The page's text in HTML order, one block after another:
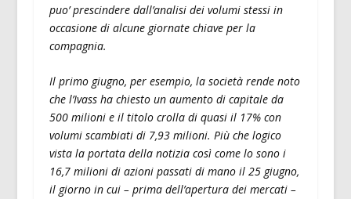
puo’ prescindere dall’analisi dei volumi stessi in
occasione di alcune giornate chiave per la
compagnia.
Il primo giugno, per esempio, la società rende noto
che l’Ivass ha chiesto un aumento di capitale da
500 milioni e il titolo crolla di quasi il 17% con
volumi scambiati di 7,93 milioni. Più che logico
vista la portata della notizia così come lo sono i
16,7 milioni di azioni passati di mano il 25 giugno,
il giorno in cui – prima dell’apertura dei mercati –